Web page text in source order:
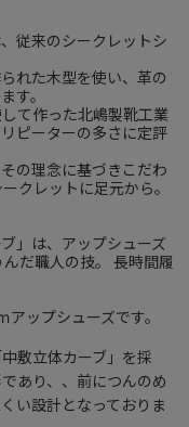
従来のシークレットシ
れた木型を使い、革の
す。
て作った北嶋製靴工業
ピーターの多さに定評
の理念に基づきこだわ
クレットに足元から。
」は、アップシューズ
だ職人の技。 長時間履
ップシューズです。
敷立体カーブ」を採
あり、、前につんのめ
い設計となっておりま